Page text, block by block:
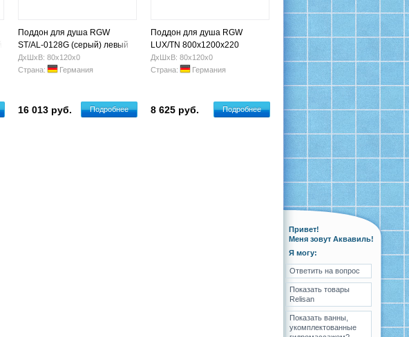
Поддон для душа RGW
ST/AL-0128G (серый) левый
800х1200х25
ДхШхВ: 80х120х0
Страна:
Германия
16 013 руб. Подробнее
Поддон для душа RGW
LUX/TN 800х1200х220
ДхШхВ: 80х120х0
Страна:
Германия
8 625 руб. Подробнее
Привет!
Меня зовут Аквавиль!
Я могу:
Ответить на вопрос
Показать товары
Relisan
Показать ванны,
укомплектованные